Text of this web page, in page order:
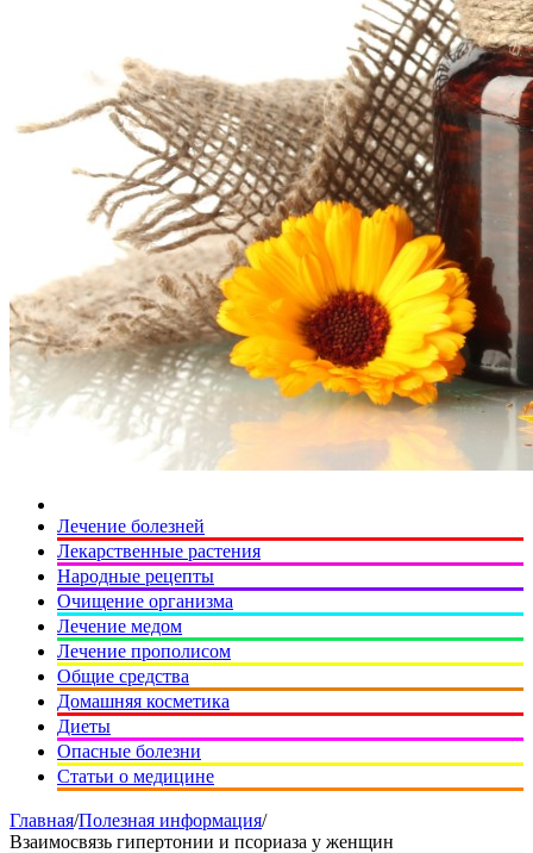
Лечение болезней
Лекарственные растения
Народные рецепты
Очищение организма
Лечение медом
Лечение прополисом
Общие средства
Домашняя косметика
Диеты
Опасные болезни
Статьи о медицине
Главная/Полезная информация/
Взаимосвязь гипертонии и псориаза у женщин